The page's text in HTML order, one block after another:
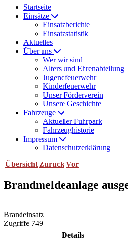
Startseite
Einsätze
Einsatzberichte
Einsatzstatistik
Aktuelles
Über uns
Wer wir sind
Alters und Ehrenabteilung
Jugendfeuerwehr
Kinderfeuerwehr
Unser Förderverein
Unsere Geschichte
Fahrzeuge
Aktueller Fuhrpark
Fahrzeughistorie
Impressum
Datenschutzerklärung
Übersicht ZurückVor
Brandmeldeanlage
Brandeinsatz
Zugriffe 749
Details